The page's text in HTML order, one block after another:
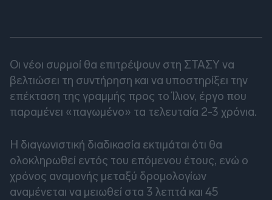
Οι νέοι συρμοί θα επιτρέψουν στη ΣΤΑΣΥ να
βελτιώσει τη συντήρηση και να υποστηρίξει την
επέκταση της γραμμής προς το Ίλιον, έργο που
παραμένει «παγωμένο» τα τελευταία 2-3 χρόνια.
Η διαγωνιστική διαδικασία εκτιμάται ότι θα
ολοκληρωθεί εντός του επόμενου έτους, ενώ ο
χρόνος αναμονής μεταξύ δρομολογίων
αναμένεται να μειωθεί στα 3 λεπτά και 45